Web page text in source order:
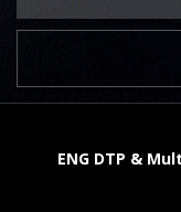
ENG DTP &